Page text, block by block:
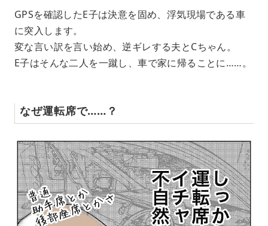
GPSを確認したE子は決意を固め、浮気現場である車
に突入します。
変な言い訳を言い始め、逆ギレする夫とCちゃん。
E子はそんな二人を一蹴し、車で家に帰ることに……。
なぜ運転席で……？